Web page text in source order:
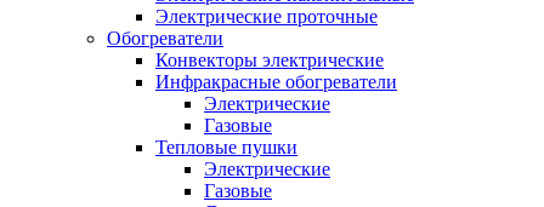
Электрические проточные
Обогреватели
Конвекторы электрические
Инфракрасные обогреватели
Электрические
Газовые
Тепловые пушки
Электрические
Газовые